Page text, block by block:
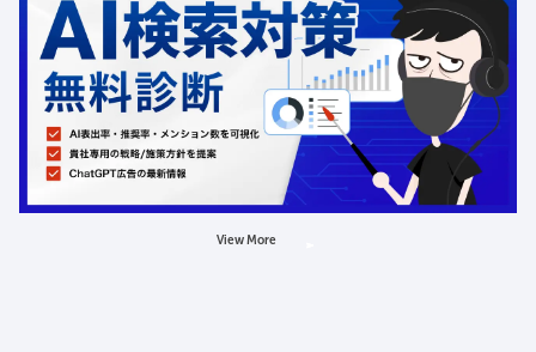
ChatGPT広告の最新動向・AI検索対策に関する無料相談
受付中
定員数：500名
金額：無料
場所：オンライン
LLMO 広告
View More